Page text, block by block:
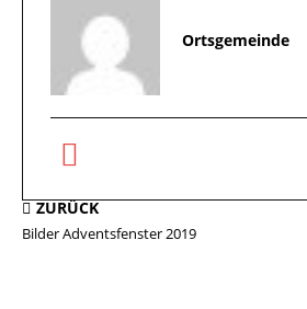
Ortsgemeinde
ZURÜCK
Bilder Adventsfenster 2019